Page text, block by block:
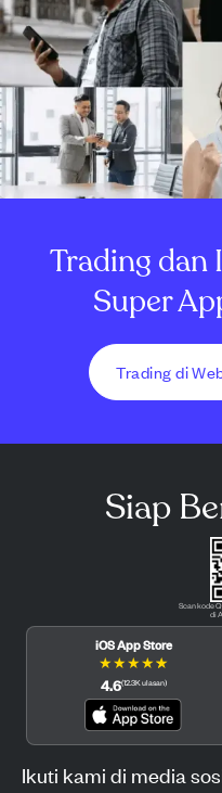
Trading dan
Super
Trading di
Siap
Scan kode
di
iOS App Store
★★★★★
4.6(12.3Kulasan)
Ikuti kami di media